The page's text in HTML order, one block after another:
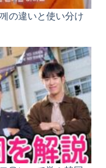
の違いと使い分